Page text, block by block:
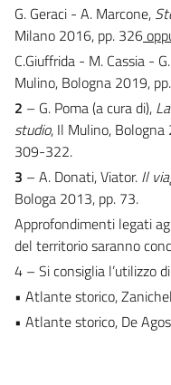
G. Geraci - A. Marcone,
Milano 2016, pp. 326
C.Giuffrida - M. Cassia -
Mulino, Bologna 2019,
2 – G. Poma (a cura di),
studio, Il Mulino,
309-322.
3 – A. Donati, Viator. Il
Bologa 2013, pp. 73.
Approfondimenti legati
del territorio saranno
4 – Si consiglia l’utilizzo
• Atlante storico,
• Atlante storico, De